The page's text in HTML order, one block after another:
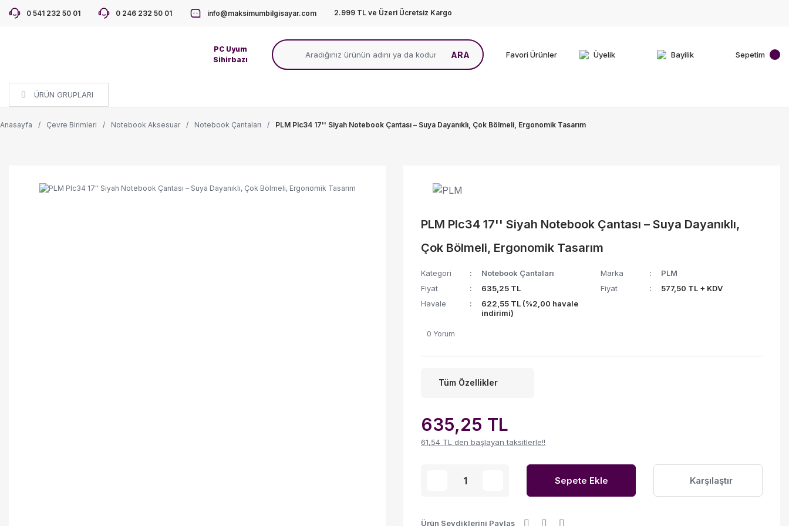
0 541 232 50 01 0 246 232 50 01 info@maksimumbilgisayar.com 2.999 TL ve Üzeri Ücretsiz Kargo
PC Uyum
Sihirbazı
ARA Favori Ürünler Üyelik Bayilik Sepetim
ÜRÜN GRUPLARI
Anasayfa Çevre Birimleri Notebook Aksesuar Notebook Çantaları PLM Plc34 17'' Siyah Notebook Çantası – Suya Dayanıklı, Çok Bölmeli, Ergonomik Tasarım
PLM Plc34 17'' Siyah Notebook Çantası – Suya Dayanıklı,
Çok Bölmeli, Ergonomik Tasarım
Kategori Notebook Çantaları Marka
PLM
Fiyat
635,25 TL Fiyat
577,50 TL + KDV
Havale
622,55 TL (%2,00 havale
indirimi)
0 Yorum
Tüm Özellikler
635,25 TL
61,54 TL den başlayan taksitlerle!!
Sepete Ekle Karşılaştır
Ürün Sevdiklerini Paylaş